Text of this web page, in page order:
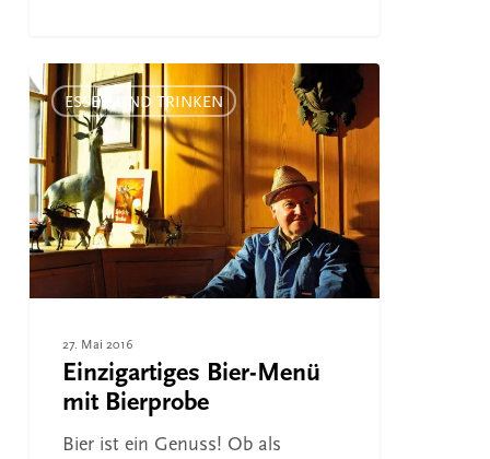
Einzigartiges
Bier-
Menü
mit
Bierprobe
ESSEN UND TRINKEN
27. Mai 2016
Einzigartiges Bier-Menü
mit Bierprobe
Bier ist ein Genuss! Ob als